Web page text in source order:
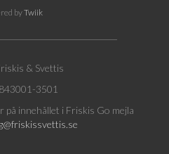
byTwiik
& Svettis
3501
innehållet i Friskis Go mejla